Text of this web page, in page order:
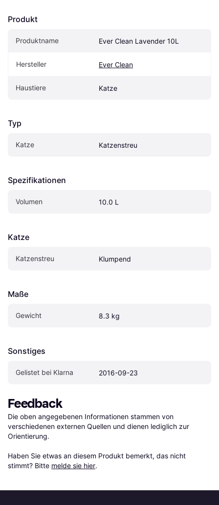
Produkt
Produktname Ever Clean Lavender 10L
Hersteller Ever Clean
Haustiere Katze
Typ
Katze Katzenstreu
Spezifikationen
Volumen 10.0 L
Katze
Katzenstreu Klumpend
Maße
Gewicht 8.3 kg
Sonstiges
Gelistet bei Klarna 2016-09-23
Feedback
Die oben angegebenen Informationen stammen von
verschiedenen externen Quellen und dienen lediglich zur
Orientierung.
Haben Sie etwas an diesem Produkt bemerkt, das nicht
stimmt? Bitte melde sie hier.